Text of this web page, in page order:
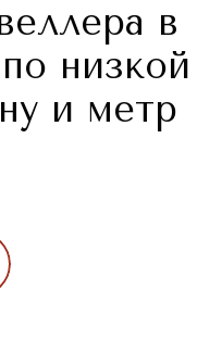
в
низкой
и метр